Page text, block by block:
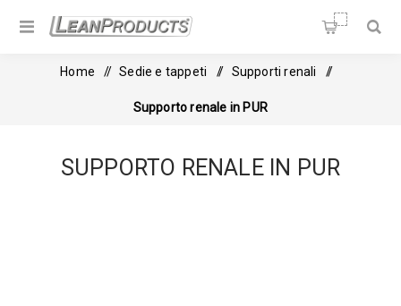
Soluzioni per la Lean
Home / Sedie e tappeti / Supporti renali /
Supporto renale in PUR
SUPPORTO RENALE IN PUR